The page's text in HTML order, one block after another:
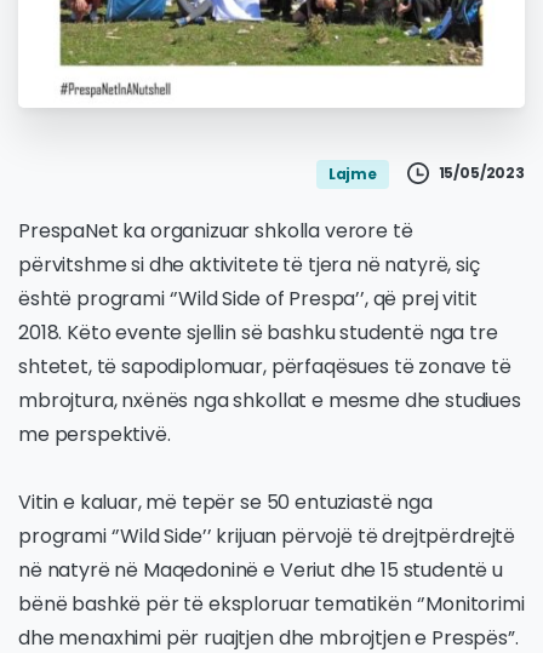
Lajme 15/05/2023
PrespaNet ka organizuar shkolla verore të
përvitshme si dhe aktivitete të tjera në natyrë, siç
është programi ‘’Wild Side of Prespa’’, që prej vitit
2018. Këto evente sjellin së bashku studentë nga tre
shtetet, të sapodiplomuar, përfaqësues të zonave të
mbrojtura, nxënës nga shkollat e mesme dhe studiues
me perspektivë.
Vitin e kaluar, më tepër se 50 entuziastë nga
programi ‘’Wild Side’’ krijuan përvojë të drejtpërdrejtë
në natyrë në Maqedoninë e Veriut dhe 15 studentë u
bënë bashkë për të eksploruar tematikën ‘’Monitorimi
dhe menaxhimi për ruajtjen dhe mbrojtjen e Prespës”.